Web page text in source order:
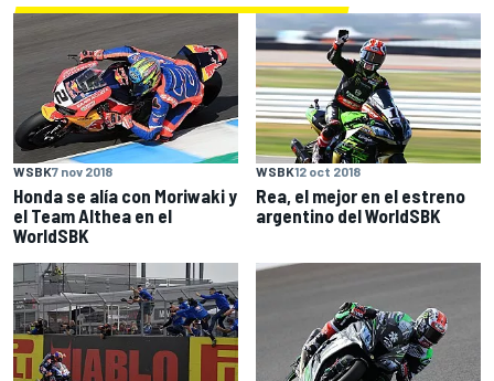
WSBK7 nov 2018
Honda se alía con Moriwaki y
el Team Althea en el
WorldSBK
WSBK12 oct 2018
Rea, el mejor en el estreno
argentino del WorldSBK